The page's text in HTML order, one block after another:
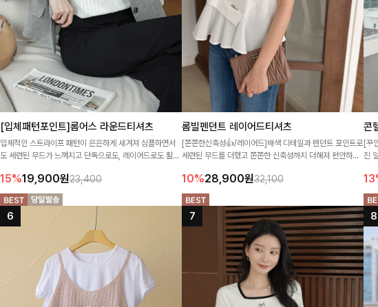
[입체패턴포인트]롬어스 라운드티셔츠
입체적인 스트라이프 패턴이 은은하게 새겨져 심플하면서
도 세련된 무드가 느껴지고 단독으로도, 레이어드로도 활용
15%19,900원23,400
롬빌펜던트 레이어드티셔츠
[쫀쫀한신축성👍/레이어드]배색 디테일과 펜던트 포인트로
세련된 무드를 더했고 쫀쫀한 신축성까지 더해져 편안하면
10%28,900원32,100
콘
[꾸
진
더
은